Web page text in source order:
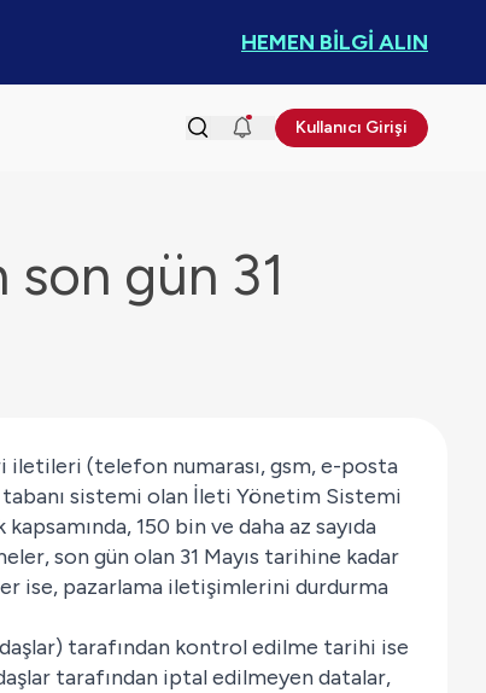
HEMEN BİLGİ ALIN
Kullanıcı Girişi
gün 31
(telefon numarası, gsm, e-posta
tabanı sistemi olan İleti Yönetim Sistemi
150 bin ve daha az sayıda
son gün olan 31 Mayıs tarihine kadar
ise, pazarlama iletişimlerini durdurma
tarafından kontrol edilme tarihi ise
tarafından iptal edilmeyen datalar,